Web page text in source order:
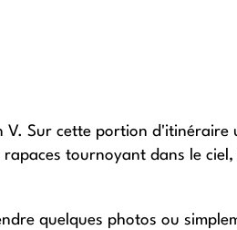
V. Sur cette portion d'itinéraire
tournoyant dans le ciel,
quelques photos ou